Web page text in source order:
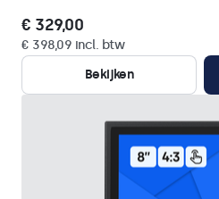
€ 329,00
€ 398,09 incl. btw
Bekijken